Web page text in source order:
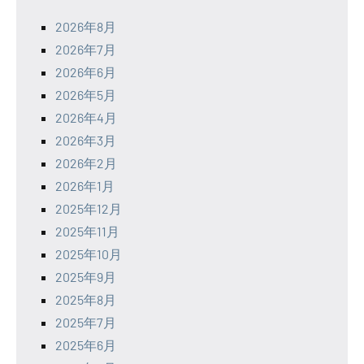
2026年8月
2026年7月
2026年6月
2026年5月
2026年4月
2026年3月
2026年2月
2026年1月
2025年12月
2025年11月
2025年10月
2025年9月
2025年8月
2025年7月
2025年6月